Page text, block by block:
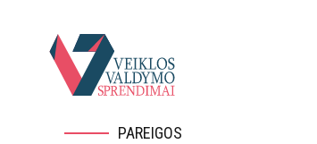
PAREIGOS